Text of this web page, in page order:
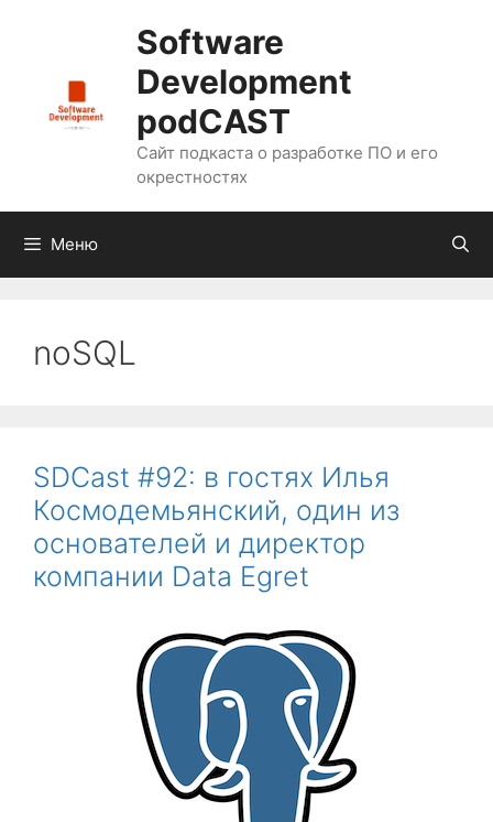
Software
Development
podCAST
Сайт подкаста о разработке ПО и его
окрестностях
Меню
noSQL
SDCast #92: в гостях Илья
Космодемьянский, один из
основателей и директор
компании Data Egret